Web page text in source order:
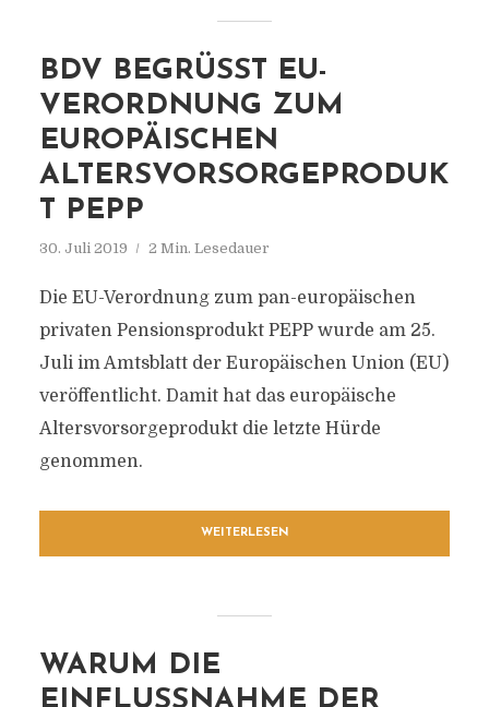
BDV BEGRÜSST EU-V
ERORDNUNG ZUM E
UROPÄISCHEN A
LTERSVORSORGEPRODUKT
PEPP
30. Juli 2019 2 Min. Lesedauer
Die EU-Verordnung zum pan-europäischen
privaten Pensionsprodukt PEPP wurde am 25.
Juli im Amtsblatt der Europäischen Union (EU)
veröffentlicht. Damit hat das europäische
Altersvorsorgeprodukt die letzte Hürde
genommen.
WEITERLESEN
WARUM DIE
EINFLUSSNAHME DER